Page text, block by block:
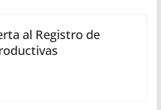
al Registro de